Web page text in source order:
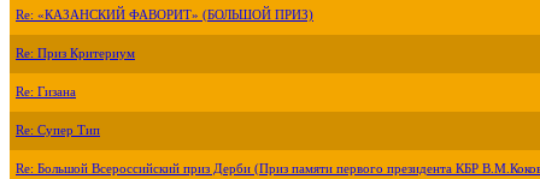
Re: «КАЗАНСКИЙ ФАВОРИТ» (БОЛЬШОЙ ПРИЗ)
Re: Приз Критериум
Re: Гизана
Re: Супер Тип
Re: Большой Всероссийский приз Дерби (Приз памяти первого президента КБР